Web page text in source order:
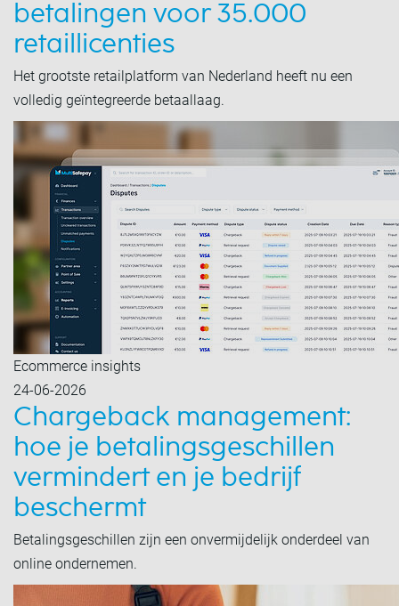
betalingen voor 35.000
retaillicenties
Het grootste retailplatform van Nederland heeft nu een
volledig geïntegreerde betaallaag.
Ecommerce insights
24-06-2026
Chargeback management:
hoe je betalingsgeschillen
vermindert en je bedrijf
beschermt
Betalingsgeschillen zijn een onvermijdelijk onderdeel van
online ondernemen.